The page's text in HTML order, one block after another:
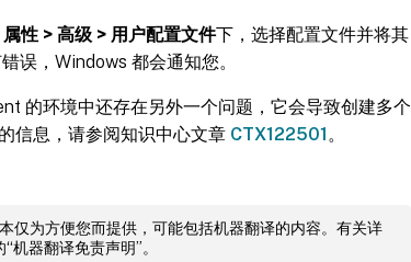
性 > 高级 > 用户配置文件下，选择配置文件并将其
误，Windows 都会通知您。
的环境中还存在另外一个问题，它会导致创建多个
信息，请参阅知识中心文章 CTX122501 。
仅为方便您而提供，可能包括机器翻译的内容。有关详
“机器翻译免责声明”。